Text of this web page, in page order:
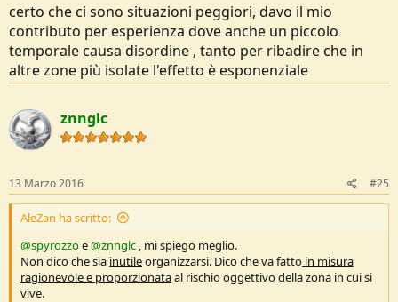
certo che ci sono situazioni peggiori, davo il mio
contributo per esperienza dove anche un piccolo
temporale causa disordine , tanto per ribadire che in
altre zone più isolate l'effetto è esponenziale
znnglc
13 Marzo 2016 #25
AleZan ha scritto:
@spyrozzoe@znnglc , mi spiego meglio.
Non dico che sia inutileorganizzarsi. Dico che va fatto in misura
ragionevole e proporzionataal rischio oggettivo della zona in cui si
vive.